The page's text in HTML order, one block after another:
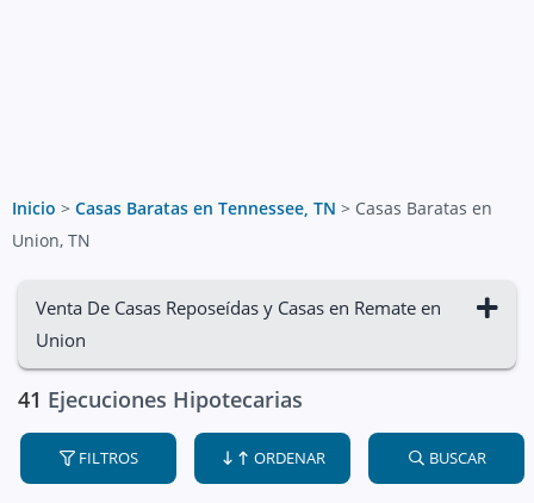
Inicio > Casas Baratas en Tennessee, TN > Casas Baratas en
Union, TN
Venta De Casas Reposeídas y Casas en Remate en
Union
41 Ejecuciones Hipotecarias
FILTROS ORDENAR BUSCAR